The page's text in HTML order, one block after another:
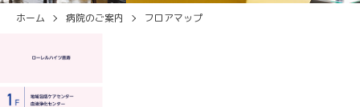
ホーム 病院のご案内 フロアマップ